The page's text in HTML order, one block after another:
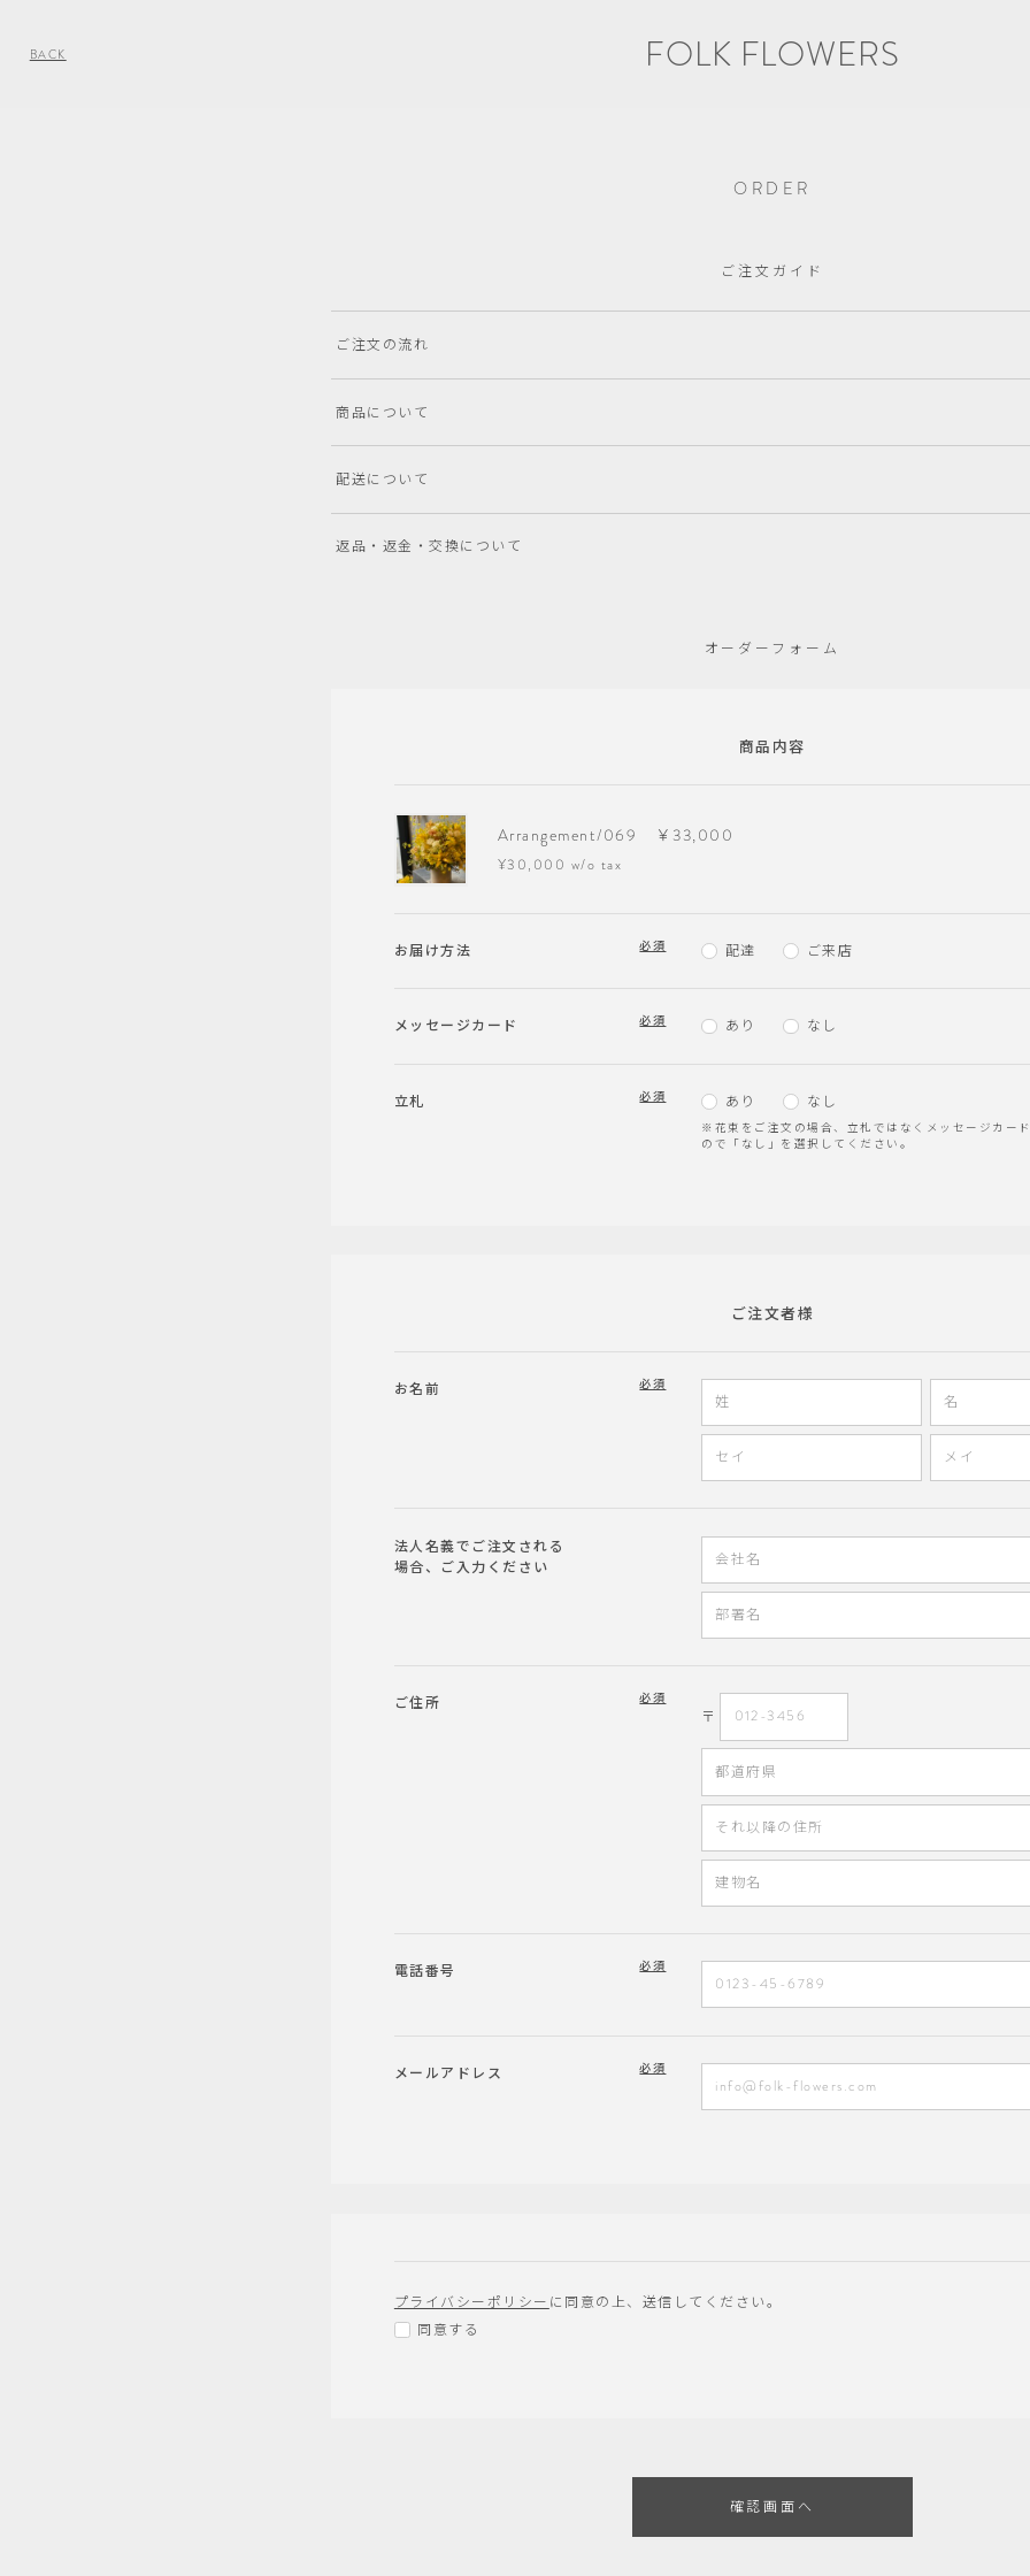
FOLK FLOWERS
BACK
ORDER
ご注文ガイド
ご注文の流れ
商品について
配送について
返品・返金・交換について
オーダーフォーム
商品内容
Arrangement/069 ￥33,000
¥30,000 w/o tax
お届け方法 必須 配達 ご来店
メッセージカード 必須 あり なし
立札 必須 あり なし
※花束をご注文の場合、立札ではなくメッセージカー
ので「なし」を選択してください。
ご注文者様
お名前 必須
法人名義でご注文される
場合、ご入力ください
ご住所 必須
〒
電話番号 必須
メールアドレス 必須
プライバシーポリシー に同意の上、送信してください。
同意する